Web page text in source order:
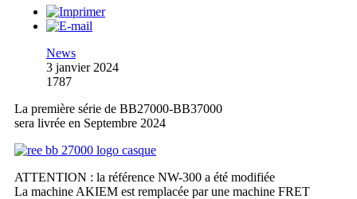
News
3 janvier 2024
1787
La première série de BB27000-BB37000
sera livrée en Septembre 2024
ATTENTION : la référence NW-300 a été modifiée
La machine AKIEM est remplacée par une machine FRET